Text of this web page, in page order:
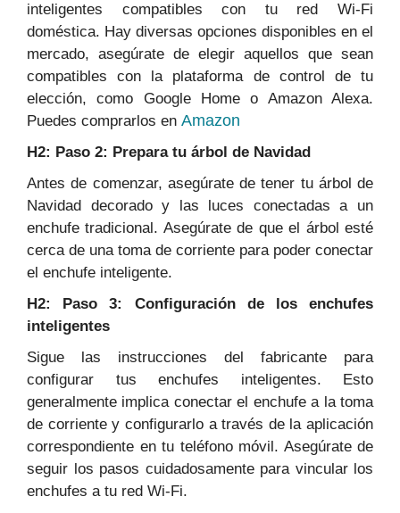
inteligentes compatibles con tu red Wi-Fi
doméstica. Hay diversas opciones disponibles en el
mercado, asegúrate de elegir aquellos que sean
compatibles con la plataforma de control de tu
elección, como Google Home o Amazon Alexa.
Puedes comprarlos en Amazon
H2: Paso 2: Prepara tu árbol de Navidad
Antes de comenzar, asegúrate de tener tu árbol de
Navidad decorado y las luces conectadas a un
enchufe tradicional. Asegúrate de que el árbol esté
cerca de una toma de corriente para poder conectar
el enchufe inteligente.
H2: Paso 3: Configuración de los enchufes
inteligentes
Sigue las instrucciones del fabricante para
configurar tus enchufes inteligentes. Esto
generalmente implica conectar el enchufe a la toma
de corriente y configurarlo a través de la aplicación
correspondiente en tu teléfono móvil. Asegúrate de
seguir los pasos cuidadosamente para vincular los
enchufes a tu red Wi-Fi.